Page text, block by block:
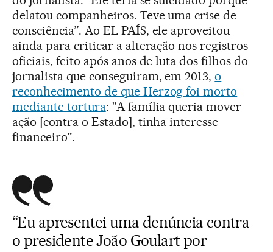
delatou companheiros. Teve uma crise de
consciência”. Ao EL PAÍS, ele aproveitou
ainda para criticar a alteração nos registros
oficiais, feito após anos de luta dos filhos do
jornalista que conseguiram, em 2013,o
reconhecimento de que Herzog foi morto
mediante tortura: "A família queria mover
ação [contra o Estado], tinha interesse
financeiro".
“Eu apresentei uma denúncia contra
o presidente João Goulart por